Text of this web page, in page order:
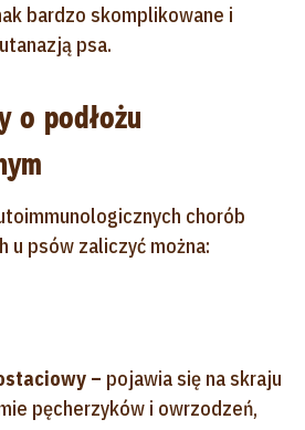
bardzo skomplikowane i
psa.
o podłożu
chorób
u psów zaliczyć można:
– pojawia się na skraju
pęcherzyków i owrzodzeń,